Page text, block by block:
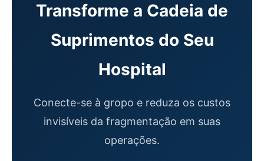
Transforme a Cadeia de
Suprimentos do Seu
Hospital
Conecte-se à gropo e reduza os custos
invisíveis da fragmentação em suas
operações.